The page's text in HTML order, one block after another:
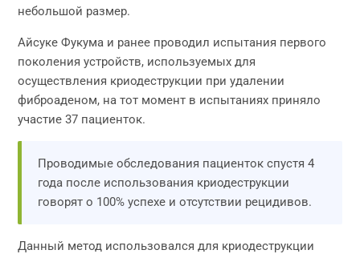
небольшой размер.
Айсуке Фукума и ранее проводил испытания первого
поколения устройств, используемых для
осуществления криодеструкции при удалении
фиброаденом, на тот момент в испытаниях приняло
участие 37 пациенток.
Проводимые обследования пациенток спустя 4
года после использования криодеструкции
говорят о 100% успехе и отсутствии рецидивов.
Данный метод использовался для криодеструкции